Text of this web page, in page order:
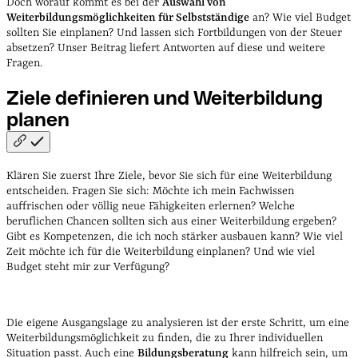
Weiterbildungsmöglichkeiten für Selbstständige an? Wie viel Budget
sollten Sie einplanen? Und lassen sich Fortbildungen von der Steuer
absetzen? Unser Beitrag liefert Antworten auf diese und weitere
Fragen.
Ziele definieren und Weiterbildung
planen
Klären Sie zuerst Ihre Ziele, bevor Sie sich für eine Weiterbildung
entscheiden. Fragen Sie sich: Möchte ich mein Fachwissen
auffrischen oder völlig neue Fähigkeiten erlernen? Welche
beruflichen Chancen sollten sich aus einer Weiterbildung ergeben?
Gibt es Kompetenzen, die ich noch stärker ausbauen kann? Wie viel
Zeit möchte ich für die Weiterbildung einplanen? Und wie viel
Budget steht mir zur Verfügung?
Die eigene Ausgangslage zu analysieren ist der erste Schritt, um eine
Weiterbildungsmöglichkeit zu finden, die zu Ihrer individuellen
Situation passt. Auch eine Bildungsberatung kann hilfreich sein, um